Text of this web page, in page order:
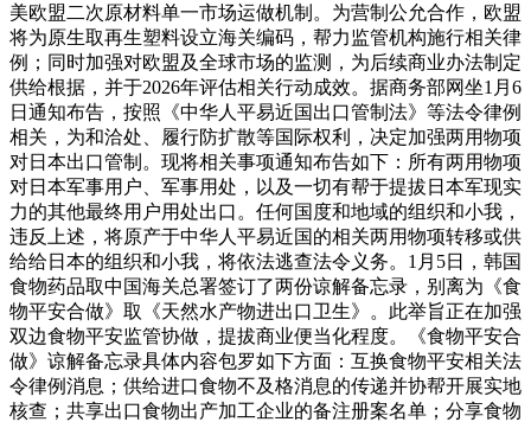
美欧盟二次原材料单一市场运做机制。为营制公允合作，欧盟
将为原生取再生塑料设立海关编码，帮力监管机构施行相关律
例；同时加强对欧盟及全球市场的监测，为后续商业办法制定
供给根据，并于2026年评估相关行动成效。据商务部网坐1月6
日通知布告，按照《中华人平易近国出口管制法》等法令律例
相关，为和洽处、履行防扩散等国际权利，决定加强两用物项
对日本出口管制。现将相关事项通知布告如下：所有两用物项
对日本军事用户、军事用处，以及一切有帮于提拔日本军现实
力的其他最终用户用处出口。任何国度和地域的组织和小我，
违反上述，将原产于中华人平易近国的相关两用物项转移或供
给给日本的组织和小我，将依法逃查法令义务。1月5日，韩国
食物药品取中国海关总署签订了两份谅解备忘录，别离为《食
物平安合做》取《天然水产物进出口卫生》。此举旨正在加强
双边食物平安监管协做，提拔商业便当化程度。《食物平安合
做》谅解备忘录具体内容包罗如下方面：互换食物平安相关法
令律例消息；供给进口食物不及格消息的传递并协帮开展实地
核查；共享出口食物出产加工企业的备注册案名单；分享食物